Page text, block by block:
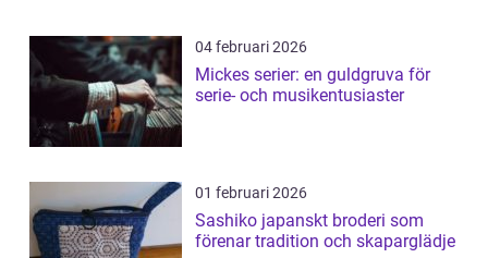
04 februari 2026
Mickes serier: en guldgruva för
serie- och musikentusiaster
01 februari 2026
Sashiko japanskt broderi som
förenar tradition och skaparglädje